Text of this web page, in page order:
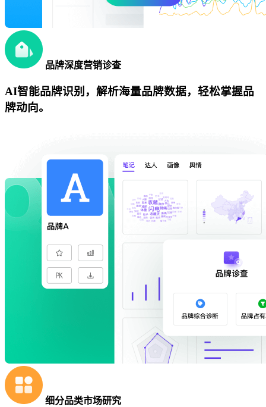
品牌深度营销诊查
AI智能品牌识别，解析海量品牌数据，轻松掌握品
牌动向。
细分品类市场研究